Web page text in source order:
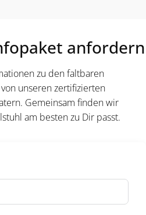
anfordern
zu den faltbaren
unseren zertifizierten
Gemeinsam finden wir
am besten zu Dir passt.